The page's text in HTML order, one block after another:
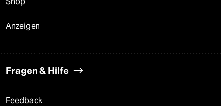
Anzeigen
Fragen & Hilfe
Feedback